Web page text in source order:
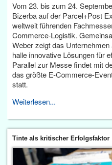
Vom 23. bis zum 24.
Bizerba auf der Parcel+Post
weltweit führenden
Commerce-Logistik.
Weber zeigt das
halle innovative Lösungen für
Parallel zur Messe findet mit
das größte E-Commerce-
statt.
Weiterlesen...
Tinte als kritischer Erfolgsfaktor